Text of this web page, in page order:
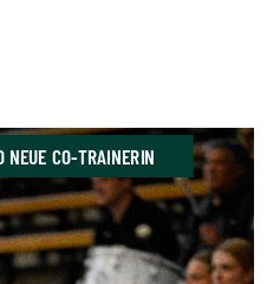
NEUE CO-TRAINERIN